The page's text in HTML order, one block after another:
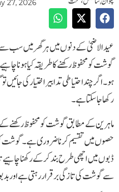
27, 2026
عیدالاضحیٰ کے دنوں میں ہر گھر میں سب
گوشت کو محفوظ رکھنے کا طریقہ کیا ہونا
ہو۔ اگر چند احتیاطی تدابیر اختیار کی
رکھا جا سکتا ہے۔
ماہرین کے مطابق گوشت کو محفوظ
حصوں میں تقسیم کرنا ضروری ہے۔ گوشت کو
ڈبوں میں اچھی طرح بند کرکے رکھنا
سے گوشت کی تازگی برقرار رہتی ہے اور